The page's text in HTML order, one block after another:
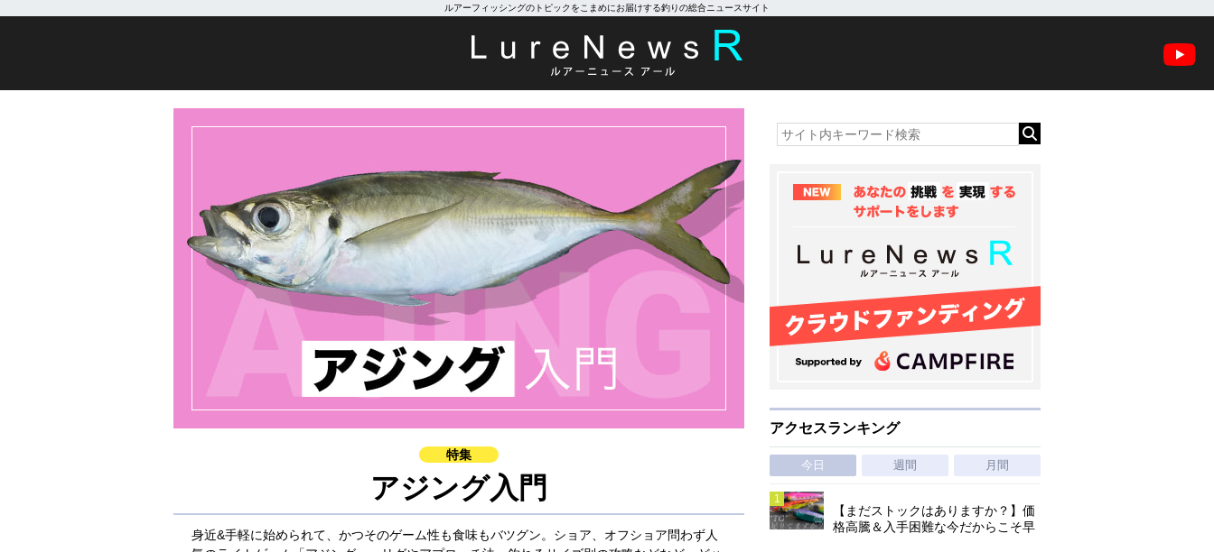
ルアーフィッシングのトピックをこまめにお届けする釣りの総合ニュースサイト
特集
アジング入門
身近&手軽に始められて、かつそのゲーム性も食味もバツグン。ショア、オフショア問わず人
アクセスランキング
今日 週間 月間
【まだストックはありますか？】価
格高騰＆入手困難な今だからこそ早